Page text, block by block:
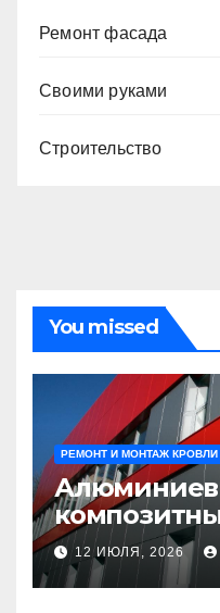
Ремонт фасада
Своими руками
Строительство
You missed
РЕМОНТ И МОНТАЖ КРОВЛИ
для
12 ИЮЛЯ, 2026